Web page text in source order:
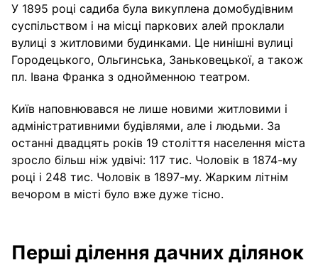
У 1895 році садиба була викуплена домобудівним
суспільством і на місці паркових алей проклали
вулиці з житловими будинками. Це нинішні вулиці
Городецького, Ольгинська, Заньковецької, а також
пл. Івана Франка з однойменною театром.
Київ наповнювався не лише новими житловими і
адміністративними будівлями, але і людьми. За
останні двадцять років 19 століття населення міста
зросло більш ніж удвічі: 117 тис. Чоловік в 1874-му
році і 248 тис. Чоловік в 1897-му. Жарким літнім
вечором в місті було вже дуже тісно.
Перші ділення дачних ділянок